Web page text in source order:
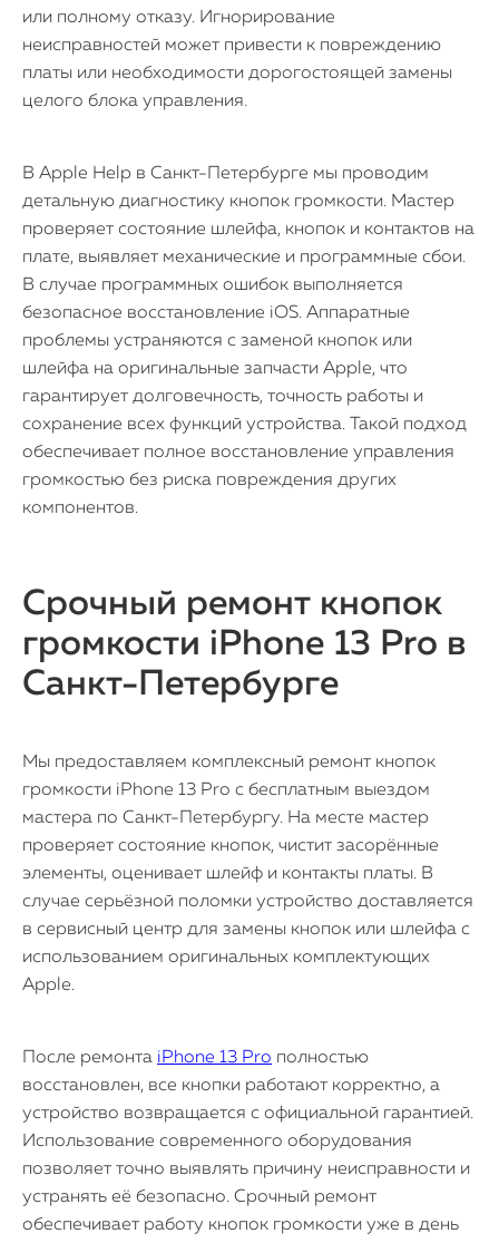
или полному отказу. Игнорирование
неисправностей может привести к повреждению
платы или необходимости дорогостоящей замены
целого блока управления.
В Apple Help в Санкт-Петербурге мы проводим
детальную диагностику кнопок громкости. Мастер
проверяет состояние шлейфа, кнопок и контактов на
плате, выявляет механические и программные сбои.
В случае программных ошибок выполняется
безопасное восстановление iOS. Аппаратные
проблемы устраняются с заменой кнопок или
шлейфа на оригинальные запчасти Apple, что
гарантирует долговечность, точность работы и
сохранение всех функций устройства. Такой подход
обеспечивает полное восстановление управления
громкостью без риска повреждения других
компонентов.
Срочный ремонт кнопок
громкости iPhone 13 Pro в
Санкт-Петербурге
Мы предоставляем комплексный ремонт кнопок
громкости iPhone 13 Pro с бесплатным выездом
мастера по Санкт-Петербургу. На месте мастер
проверяет состояние кнопок, чистит засорённые
элементы, оценивает шлейф и контакты платы. В
случае серьёзной поломки устройство доставляется
в сервисный центр для замены кнопок или шлейфа с
использованием оригинальных комплектующих
Apple.
После ремонта iPhone 13 Pro полностью
восстановлен, все кнопки работают корректно, а
устройство возвращается с официальной гарантией.
Использование современного оборудования
позволяет точно выявлять причину неисправности и
устранять её безопасно. Срочный ремонт
обеспечивает работу кнопок громкости уже в день